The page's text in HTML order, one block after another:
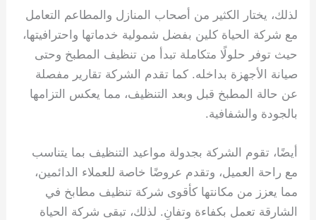
لذلك، يختار الكثير من أصحاب المنازل والمطاعم التعامل
مع شركة الحياة كلين بفضل شمولية خدماتها واحترافيتها،
حيث توفر حلولًا متكاملة تبدأ من تنظيف المطبخ وحتى
صيانة الأجهزة بداخله. كما تقدم الشركة تقارير مفصلة
عن حالة المطبخ قبل وبعد التنظيف، مما يعكس التزامها
بالجودة والشفافية.
أيضًا، تقوم الشركة بجدولة مواعيد التنظيف بما يتناسب
مع راحة العميل، وتقدم عروضًا خاصة للعملاء الدائمين،
مما يعزز من مكانتها كأقوى شركة تنظيف مطابخ في
الشارقة تعمل بكفاءة وتفانٍ. لذلك، تبقى شركة الحياة